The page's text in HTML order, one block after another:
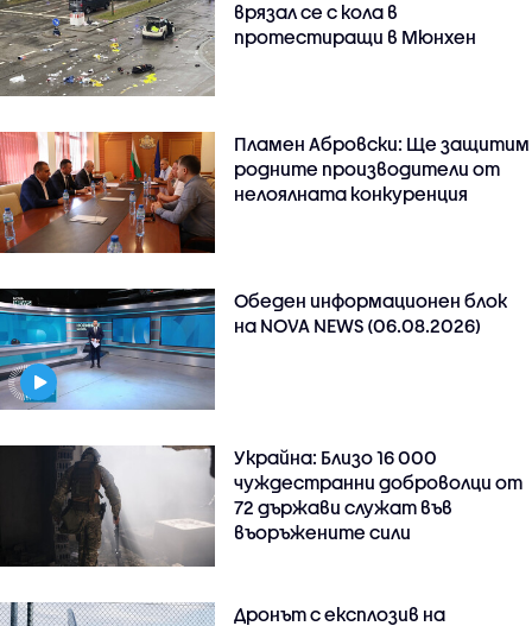
врязал се с кола в
протестиращи в Мюнхен
Пламен Абровски: Ще защитим
родните производители от
нелоялната конкуренция
Обеден информационен блок
на NOVA NEWS (06.08.2026)
Украйна: Близо 16 000
чуждестранни доброволци от
72 държави служат във
въоръжените сили
Дронът с експлозив на